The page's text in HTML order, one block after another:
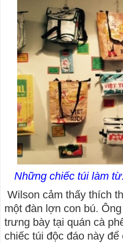
Những chiếc túi làm
Wilson cảm thấy thích
một đàn lợn con bú.
trưng bày tại quán cà
chiếc túi độc đáo này